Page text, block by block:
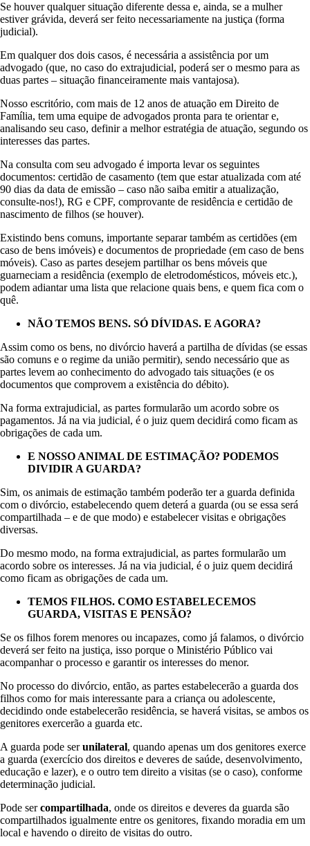
Se houver qualquer situação diferente dessa e, ainda, se a mulher
estiver grávida, deverá ser feito necessariamente na justiça (forma
judicial).
Em qualquer dos dois casos, é necessária a assistência por um
advogado (que, no caso do extrajudicial, poderá ser o mesmo para as
duas partes – situação financeiramente mais vantajosa).
Nosso escritório, com mais de 12 anos de atuação em Direito de
Família, tem uma equipe de advogados pronta para te orientar e,
analisando seu caso, definir a melhor estratégia de atuação, segundo os
interesses das partes.
Na consulta com seu advogado é importa levar os seguintes
documentos: certidão de casamento (tem que estar atualizada com até
90 dias da data de emissão – caso não saiba emitir a atualização,
consulte-nos!), RG e CPF, comprovante de residência e certidão de
nascimento de filhos (se houver).
Existindo bens comuns, importante separar também as certidões (em
caso de bens imóveis) e documentos de propriedade (em caso de bens
móveis). Caso as partes desejem partilhar os bens móveis que
guarneciam a residência (exemplo de eletrodomésticos, móveis etc.),
podem adiantar uma lista que relacione quais bens, e quem fica com o
quê.
NÃO TEMOS BENS. SÓ DÍVIDAS. E AGORA?
Assim como os bens, no divórcio haverá a partilha de dívidas (se essas
são comuns e o regime da união permitir), sendo necessário que as
partes levem ao conhecimento do advogado tais situações (e os
documentos que comprovem a existência do débito).
Na forma extrajudicial, as partes formularão um acordo sobre os
pagamentos. Já na via judicial, é o juiz quem decidirá como ficam as
obrigações de cada um.
E NOSSO ANIMAL DE ESTIMAÇÃO? PODEMOS
DIVIDIR A GUARDA?
Sim, os animais de estimação também poderão ter a guarda definida
com o divórcio, estabelecendo quem deterá a guarda (ou se essa será
compartilhada – e de que modo) e estabelecer visitas e obrigações
diversas.
Do mesmo modo, na forma extrajudicial, as partes formularão um
acordo sobre os interesses. Já na via judicial, é o juiz quem decidirá
como ficam as obrigações de cada um.
TEMOS FILHOS. COMO ESTABELECEMOS
GUARDA, VISITAS E PENSÃO?
Se os filhos forem menores ou incapazes, como já falamos, o divórcio
deverá ser feito na justiça, isso porque o Ministério Público vai
acompanhar o processo e garantir os interesses do menor.
No processo do divórcio, então, as partes estabelecerão a guarda dos
filhos como for mais interessante para a criança ou adolescente,
decidindo onde estabelecerão residência, se haverá visitas, se ambos os
genitores exercerão a guarda etc.
A guarda pode serunilateral, quando apenas um dos genitores exerce
a guarda (exercício dos direitos e deveres de saúde, desenvolvimento,
educação e lazer), e o outro tem direito a visitas (se o caso), conforme
determinação judicial.
Pode sercompartilhada, onde os direitos e deveres da guarda são
compartilhados igualmente entre os genitores, fixando moradia em um
local e havendo o direito de visitas do outro.